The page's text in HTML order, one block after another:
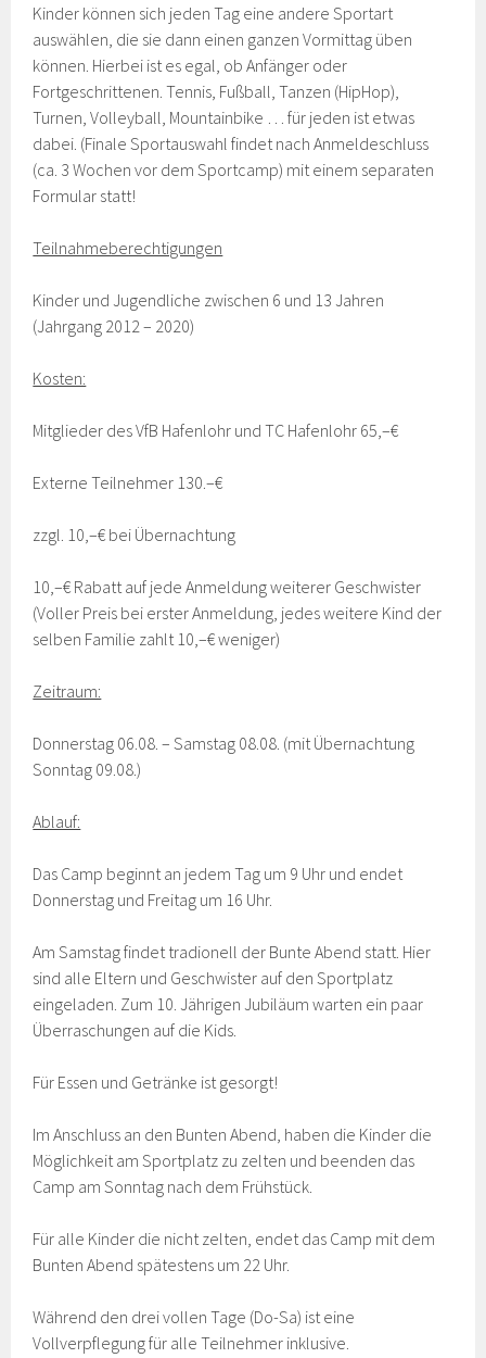
Kinder können sich jeden Tag eine andere Sportart
auswählen, die sie dann einen ganzen Vormittag üben
können. Hierbei ist es egal, ob Anfänger oder
Fortgeschrittenen. Tennis, Fußball, Tanzen (HipHop),
Turnen, Volleyball, Mountainbike … für jeden ist etwas
dabei. (Finale Sportauswahl findet nach Anmeldeschluss
(ca. 3 Wochen vor dem Sportcamp) mit einem separaten
Formular statt!
Teilnahmeberechtigungen
Kinder und Jugendliche zwischen 6 und 13 Jahren
(Jahrgang 2012 – 2020)
Kosten:
Mitglieder des VfB Hafenlohr und TC Hafenlohr 65,–€
Externe Teilnehmer 130.–€
zzgl. 10,–€ bei Übernachtung
10,–€ Rabatt auf jede Anmeldung weiterer Geschwister
(Voller Preis bei erster Anmeldung, jedes weitere Kind der
selben Familie zahlt 10,–€ weniger)
Zeitraum:
Donnerstag 06.08. – Samstag 08.08. (mit Übernachtung
Sonntag 09.08.)
Ablauf:
Das Camp beginnt an jedem Tag um 9 Uhr und endet
Donnerstag und Freitag um 16 Uhr.
Am Samstag findet tradionell der Bunte Abend statt. Hier
sind alle Eltern und Geschwister auf den Sportplatz
eingeladen. Zum 10. Jährigen Jubiläum warten ein paar
Überraschungen auf die Kids.
Für Essen und Getränke ist gesorgt!
Im Anschluss an den Bunten Abend, haben die Kinder die
Möglichkeit am Sportplatz zu zelten und beenden das
Camp am Sonntag nach dem Frühstück.
Für alle Kinder die nicht zelten, endet das Camp mit dem
Bunten Abend spätestens um 22 Uhr.
Während den drei vollen Tage (Do-Sa) ist eine
Vollverpflegung für alle Teilnehmer inklusive.